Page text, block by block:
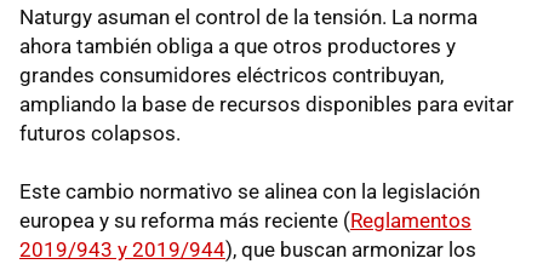
Naturgy asuman el control de la tensión. La norma
ahora también obliga a que otros productores y
grandes consumidores eléctricos contribuyan,
ampliando la base de recursos disponibles para evitar
futuros colapsos.
Este cambio normativo se alinea con la legislación
europea y su reforma más reciente (Reglamentos
2019/943 y 2019/944), que buscan armonizar los